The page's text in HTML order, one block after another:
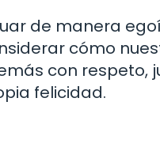
de manera
cómo
con respeto,
felicidad.